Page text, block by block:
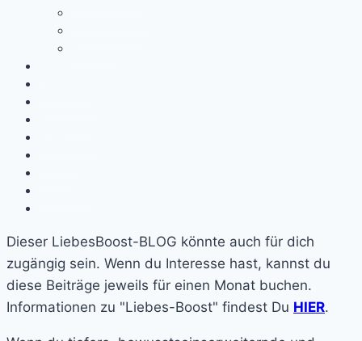
Dieser LiebesBoost-BLOG könnte auch für dich
zugängig sein. Wenn du Interesse hast, kannst du
diese Beiträge jeweils für einen Monat buchen.
Informationen zu "Liebes-Boost" findest Du HIER.